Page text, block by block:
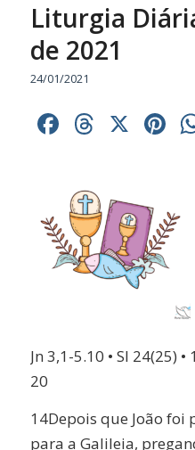
Liturgia
de 2021
24/01/2021
Facebook
X
Jn 3,1-5.10 • Sl 24(25)
20
14Depois que João foi
para a Galileia,